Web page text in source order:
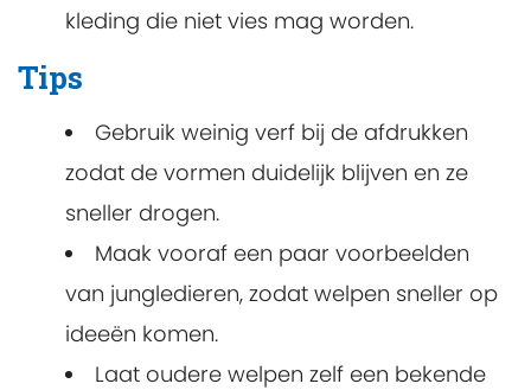
kleding die niet vies mag worden.
Tips
Gebruik weinig verf bij de afdrukken
zodat de vormen duidelijk blijven en ze
sneller drogen.
Maak vooraf een paar voorbeelden
van jungledieren, zodat welpen sneller op
ideeën komen.
Laat oudere welpen zelf een bekende